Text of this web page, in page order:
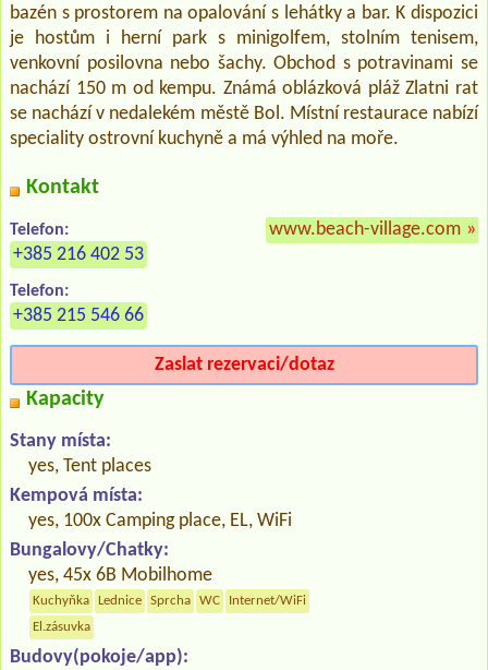
bazén s prostorem na opalování s lehátky a bar. K dispozici
je hostům i herní park s minigolfem, stolním tenisem,
venkovní posilovna nebo šachy. Obchod s potravinami se
nachází 150 m od kempu. Známá oblázková pláž Zlatni rat
se nachází v nedalekém městě Bol. Místní restaurace nabízí
speciality ostrovní kuchyně a má výhled na moře.
Kontakt
Telefon:
+385 216 402 53
Telefon:
+385 215 546 66
www.beach-village.com »
Zaslat rezervaci/dotaz
Kapacity
Stany místa:
yes, Tent places
Kempová místa:
yes, 100x Camping place, EL, WiFi
Bungalovy/Chatky:
yes, 45x 6B Mobilhome
Kuchyňka Lednice Sprcha WC
Internet/WiFi
El.zásuvka
Budovy(pokoje/app):